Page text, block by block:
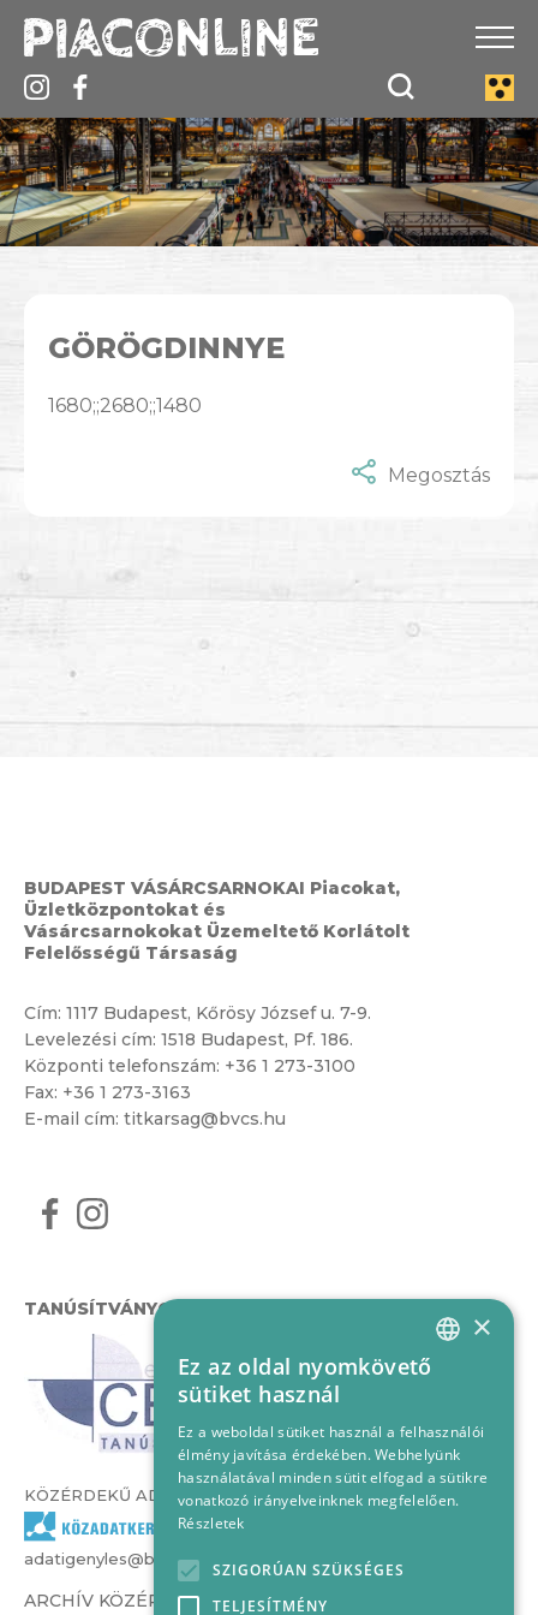
GÖRÖGDINNYE
1680;;2680;;1480
Megosztás
BUDAPEST VÁSÁRCSARNOKAI Piacokat,
Üzletközpontokat és
Vásárcsarnokokat Üzemeltető Korlátolt
Felelősségű Társaság
Cím: 1117 Budapest, Kőrösy József u. 7-9.
Levelezési cím: 1518 Budapest, Pf. 186.
Központi telefonszám: +36 1 273-3100
Fax: +36 1 273-3163
E-mail cím: titkarsag@bvcs.hu
TANÚSÍTVÁNYOK
KÖZÉRDEKŰ ADATOK
adatigenyles@bvcs.hu
ARCHÍV KÖZÉRDEKŰ ADATOK –
HUNGARIAN
×
Ez az oldal nyomkövető
sütiket használ
Ez a weboldal sütiket használ a felhasználói
élmény javítása érdekében. Webhelyünk
használatával minden sütit elfogad a sütikre
vonatkozó irányelveinknek megfelelően.
Részletek
SZIGORÚAN SZÜKSÉGES
TELJESÍTMÉNY